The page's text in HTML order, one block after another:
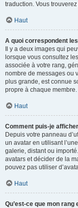
traduction. Vous
Haut
A quoi correspondent
Il y a deux images qui
lorsque vous consultez
associée à votre rang,
nombre de messages ou
plus grande, est connue
propre à chaque membre.
Haut
Comment puis-je
Depuis votre panneau
un avatar en utilisant
galerie, distant ou
avatars et décider de la
pouvez pas utiliser
Haut
Qu’est-ce que mon